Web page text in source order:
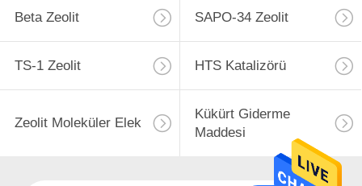
Beta Zeolit SAPO-34 Zeolit
TS-1 Zeolit HTS Katalizörü
Zeolit ​​Moleküler Elek
Kükürt Giderme
Maddesi